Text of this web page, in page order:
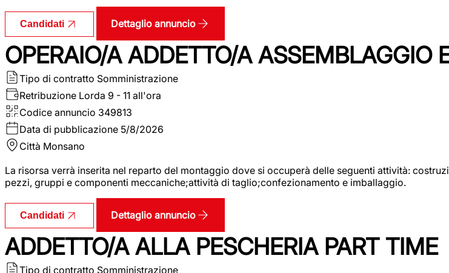
Candidati Dettaglio annuncio
OPERAIO/A ADDETTO/A ASSEMBLAGGIO
Tipo di contratto Somministrazione
Retribuzione Lorda 9 - 11 all'ora
Codice annuncio 349813
Data di pubblicazione 5/8/2026
Città Monsano
La risorsa verrà inserita nel reparto del montaggio dove si occuperà delle seguenti attività:
pezzi, gruppi e componenti meccaniche;attività di taglio;confezionamento e imballaggio.
Candidati Dettaglio annuncio
ADDETTO/A ALLA PESCHERIA PART TIME
Tipo di contratto Somministrazione